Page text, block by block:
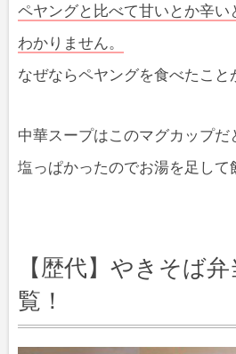
ペヤングと比べて甘いとか辛
わかりません。
なぜならペヤングを食べたこと
中華スープはこのマグカップだ
塩っぱかったのでお湯を足して
【歴代】やきそば
覧！